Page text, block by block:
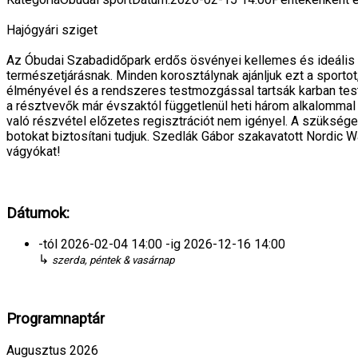
Hajógyári sziget
Az Óbudai Szabadidőpark erdős ösvényei kellemes és ideális
természetjárásnak. Minden korosztálynak ajánljuk ezt a
élményével és a rendszeres testmozgással tartsák karban
a résztvevők már évszaktól függetlenül heti három
való részvétel előzetes regisztrációt nem igényel. A
botokat biztosítani tudjuk. Szedlák Gábor szakavatott Nordic
vágyókat!
Dátumok:
-tól 2026-02-04 14:00 -ig 2026-12-16 14:00
↳ szerda, péntek & vasárnap
Programnaptár
Augusztus 2026